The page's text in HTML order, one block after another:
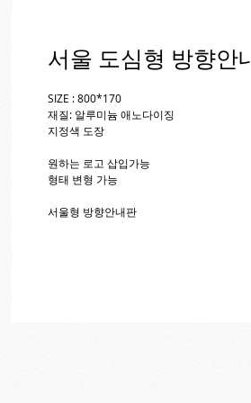
서울 도심형 방향안
SIZE : 800*170
재질: 알루미늄 애노다이징
지정색 도장
원하는 로고 삽입가능
형태 변형 가능
서울형 방향안내판